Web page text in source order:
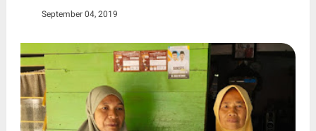
September 04, 2019